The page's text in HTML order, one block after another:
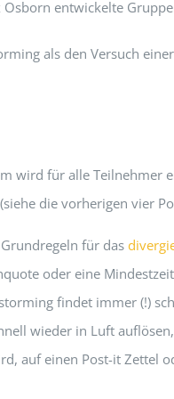
entwickelte
als den Versuch
wird für alle
die vorherigen vier
für das
oder eine
findet immer (!)
wieder in Luft
auf einen Post-it Zettel